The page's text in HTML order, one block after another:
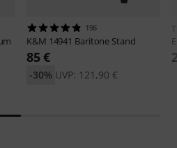
196
K&M 14941 Baritone Stand
85 €
UVP: 121,90 €
-30%